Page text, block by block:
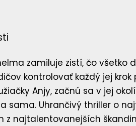
zamiluje zistí, čo všetko
kontrolovať každý jej
Anjy, začnú sa v jej
sama. Uhrančivý thriller o
z najtalentovanejších